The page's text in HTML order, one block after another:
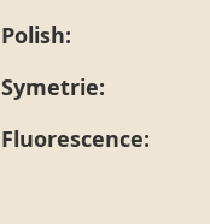
Polish:
Symetrie:
Fluorescence: